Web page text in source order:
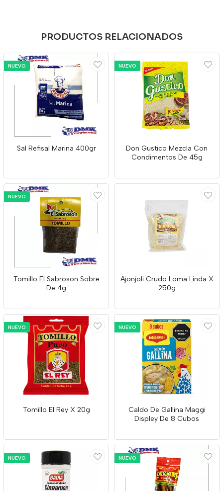
PRODUCTOS RELACIONADOS
NUEVO
Sal Refisal Marina 400gr
NUEVO
Don Gustico Mezcla Con
Condimentos De 45g
NUEVO
Tomillo El Sabroson Sobre
De 4g
Ajonjoli Crudo Loma Linda X
250g
NUEVO
Tomillo El Rey X 20g
NUEVO
Caldo De Gallina Maggi
Displey De 8 Cubos
NUEVO NUEVO